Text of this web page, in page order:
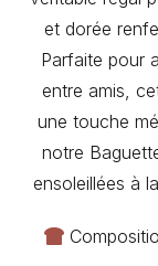
et dorée
Parfaite pour
entre amis,
une touche
notre
ensoleillées à